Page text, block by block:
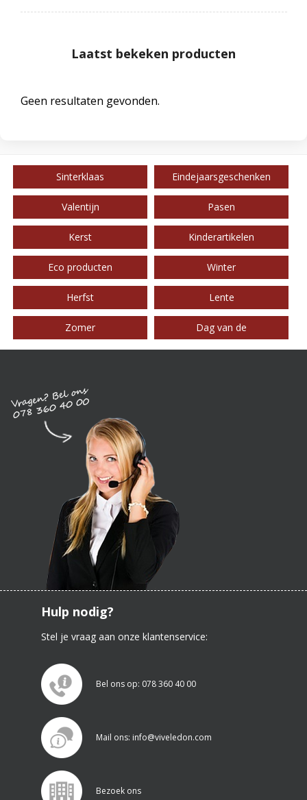
Laatst bekeken producten
Geen resultaten gevonden.
Sinterklaas Eindejaarsgeschenken
Valentijn Pasen
Kerst Kinderartikelen
Eco producten Winter
Herfst Lente
Zomer Dag van de
Hulp nodig?
Stel je vraag aan onze klantenservice:
Bel ons op: 078 360 40 00
Mail ons: info@viveledon.com
Bezoek ons